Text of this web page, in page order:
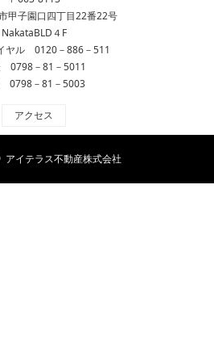
甲子園口四丁目22番22号
NakataBLD４F
ヤル 0120－886－511
0798－81－5011
0798－81－5003
アクセス
アイテラス不動産株式会社